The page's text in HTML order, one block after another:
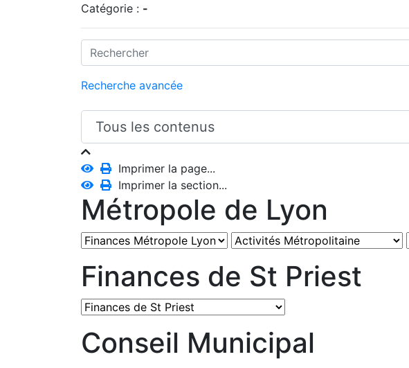
Catégorie : -
Recherche avancée
Imprimer la page...
Imprimer la section...
Métropole de Lyon
Finances de St Priest
Conseil Municipal